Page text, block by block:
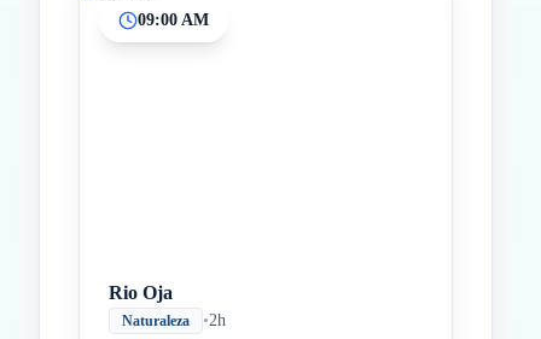
09:00 AM
Rio Oja
Naturaleza •2h